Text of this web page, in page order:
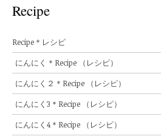
Recipe
Recipe＊レシピ
にんにく＊Recipe （レシピ）
にんにく２＊Recipe （レシピ）
にんにく3＊Recipe （レシピ）
にんにく4＊Recipe （レシピ）